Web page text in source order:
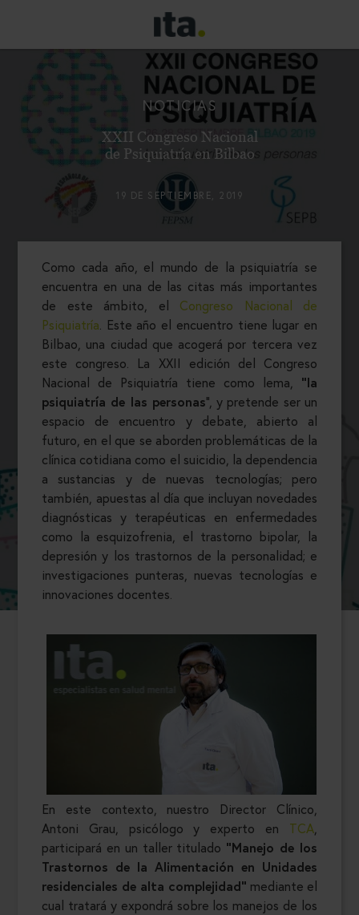
NOTICIAS
XXII Congreso Nacional
de Psiquiatría en Bilbao
19 DE SEPTIEMBRE, 2019
Como cada año, el mundo de la psiquiatría se
encuentra en una de las citas más importantes
de este ámbito, el Congreso Nacional de
Psiquiatría . Este año el encuentro tiene lugar en
Bilbao, una ciudad que acogerá por tercera vez
este congreso. La XXII edición del Congreso
Nacional de Psiquiatría tiene como lema, “la
psiquiatría de las personas”, y pretende ser un
espacio de encuentro y debate, abierto al
futuro, en el que se aborden problemáticas de la
clínica cotidiana como el suicidio, la dependencia
a sustancias y de nuevas tecnologías; pero
también, apuestas al día que incluyan novedades
diagnósticas y terapéuticas en enfermedades
como la esquizofrenia, el trastorno bipolar, la
depresión y los trastornos de la personalidad; e
investigaciones punteras, nuevas tecnologías e
innovaciones docentes.
En este contexto, nuestro Director Clínico,
Antoni Grau, psicólogo y experto en TCA
participará en un taller titulado “Manejo de los
Trastornos de la Alimentación en Unidades
residenciales de alta complejidad” mediante el
cual tratará y expondrá sobre los manejos de los